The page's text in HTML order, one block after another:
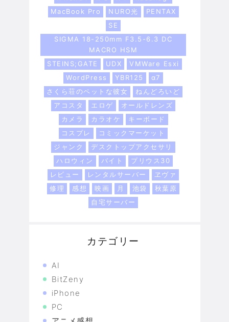
MacBook Pro
NURO光
PENTAX
SE
SIGMA 18-250mm F3.5-6.3 DC
MACRO HSM
STEINS;GATE
UDX
VMWare Esxi
WordPress
YBR125
α7
さくら荘のペットな彼女
ねんどろいど
アコスタ
エロゲ
オールドレンズ
カメラ
カラオケ
キーボード
コスプレ
コミックマーケット
ジャンク
デスクトップアクセサリ
ハロウィン
バイト
プリウス30
レビュー
レンタルサーバー
ヱヴァ
修理
感想 映画 月 池袋
秋葉原
自宅サーバー
カテゴリー
AI
BitZeny
iPhone
PC